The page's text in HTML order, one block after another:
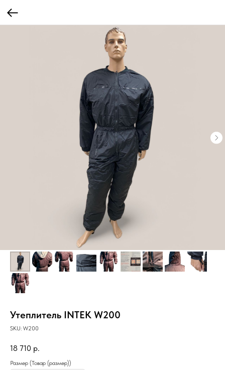
Утеплитель INTEK W200
SKU: W200
18 710 р.
Размер (Товар (размер))